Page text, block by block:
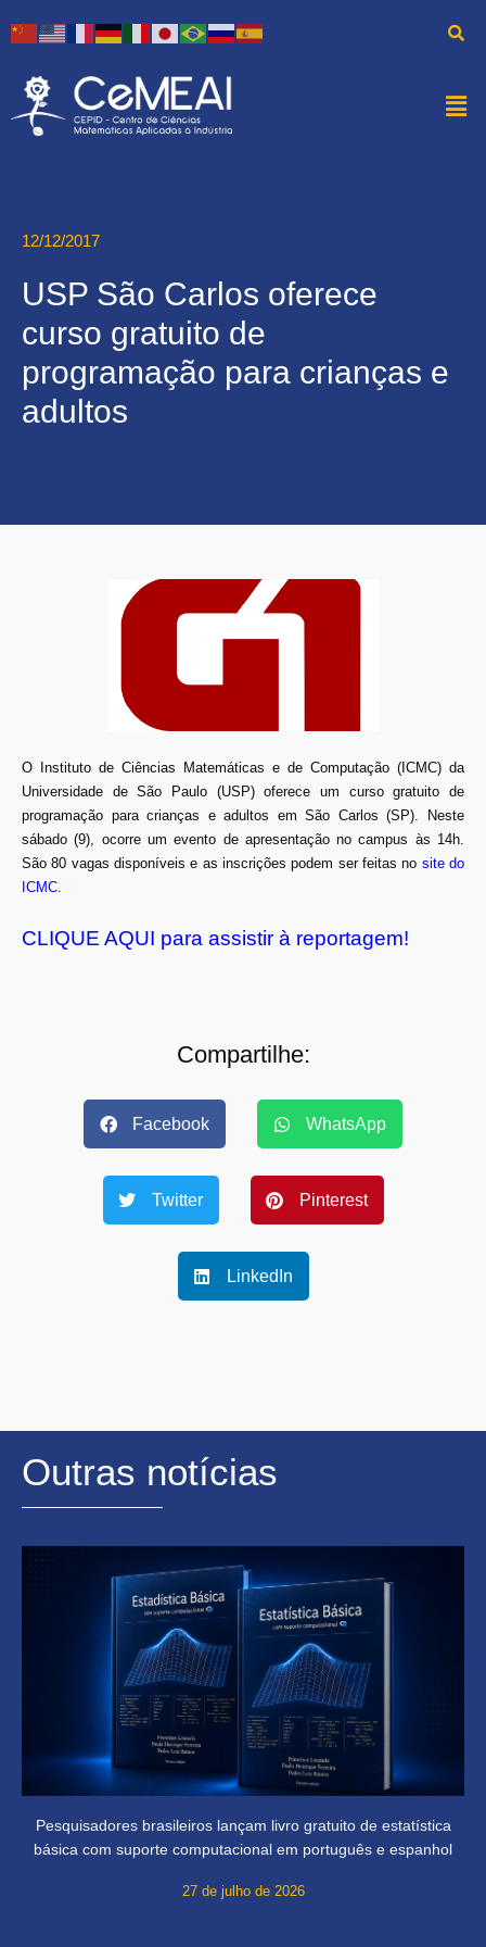
12/12/2017
USP São Carlos oferece
curso gratuito de
programação para crianças e
adultos
O Instituto de Ciências Matemáticas e de Computação (ICMC) da
Universidade de São Paulo (USP) oferece um curso gratuito de
programação para crianças e adultos em São Carlos (SP). Neste
sábado (9), ocorre um evento de apresentação no campus às 14h.
São 80 vagas disponíveis e as inscrições podem ser feitas no site do
ICMC.
CLIQUE AQUI para assistir à reportagem!
Compartilhe:
Facebook WhatsApp
Twitter Pinterest
LinkedIn
Outras notícias
Pesquisadores brasileiros lançam livro gratuito de estatística
básica com suporte computacional em português e espanhol
27 de julho de 2026